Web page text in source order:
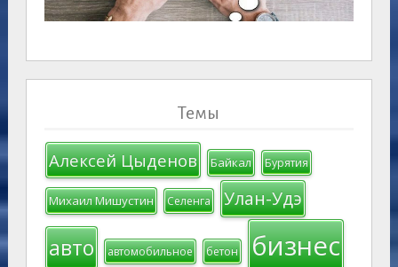
Темы
Алексей Цыденов Байкал Бурятия
Михаил Мишустин Селенга Улан-Удэ
авто автомобильное бетон бизнес